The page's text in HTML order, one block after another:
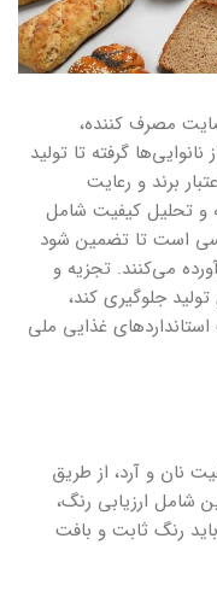
مصرف کننده،
گرفته تا تولید
برند و رعایت
و تحلیل کیفیت شامل
است تا تضمین شود
می‌کنند. تجزیه و
جلوگیری کند،
غذایی ملی
نان و آرد، از طریق
شامل ارزیابی رنگ،
رنگ ثابت و بافت